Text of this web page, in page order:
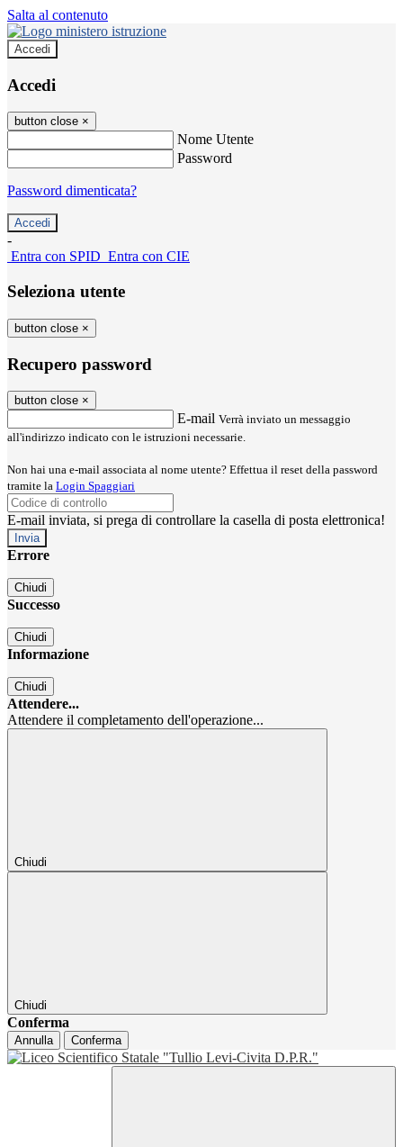
Salta al contenuto
Accedi
Accedi
button close ×
Nome Utente
Password
Password dimenticata?
-
Entra con SPID Entra con CIE
Seleziona utente
button close ×
Recupero password
button close ×
E-mail Verrà inviato un messaggio
all'indirizzo indicato con le istruzioni necessarie.
Non hai una e-mail associata al nome utente? Effettua il reset della password
tramite la Login Spaggiari
E-mail inviata, si prega di controllare la casella di posta elettronica!
Errore
Chiudi
Successo
Chiudi
Informazione
Chiudi
Attendere...
Attendere il completamento dell'operazione...
Chiudi
Chiudi
Conferma
Annulla Conferma